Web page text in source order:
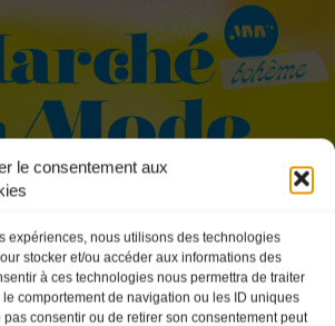
le consentement aux
expériences, nous utilisons des technologies
stocker et/ou accéder aux informations des
à ces technologies nous permettra de traiter
comportement de navigation ou les ID uniques
pas consentir ou de retirer son consentement peut